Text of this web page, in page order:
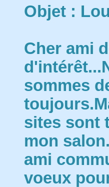
Objet :
Cher ami
sommes
sites sont
mon
ami
voeux